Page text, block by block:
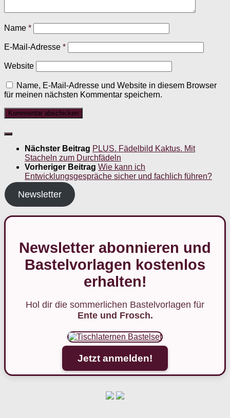
Name *
E-Mail-Adresse *
Website
Name, E-Mail-Adresse und Website in diesem Browser
für meinen nächsten Kommentar speichern.
Nächster Beitrag PLUS. Fädelbild Kaktus. Mit
Stacheln zum Durchfädeln
Vorheriger Beitrag Wie kann ich
Entwicklungsgespräche sicher und fachlich führen?
Newsletter
Newsletter abonnieren und
Bastelvorlagen kostenlos
erhalten!
Hol dir die sommerlichen Bastelvorlagen für
Ente und Frosch.
Jetzt anmelden!